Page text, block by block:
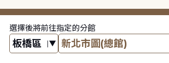
選擇後將前往指定的分館